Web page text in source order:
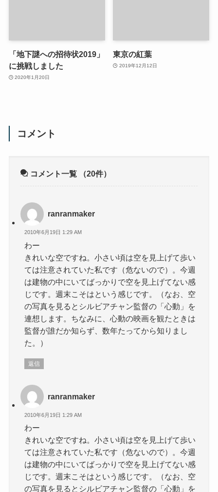
「地下謎への招待状2019」
に挑戦しました
2020年1月20日
東京の紅葉
2019年12月12日
コメント
コメント一覧 （20件）
ranranmaker
2010年6月19日 1:29 AM
わー
きれいな空ですね。小さい頃は空を見上げて歩い
ては注意されていた私です（危ないので）。今週
は建物の中にいてばっかりで空を見上げてない感
じです。週末こそはという感じです。（なお、空
の写真を見るとシルビアチャン監督の「心動」を
連想します。ちなみに、心動の映画を観たときは
監督が誰だか知らず、数年たってから知りまし
た。）
返信
ranranmaker
2010年6月19日 1:29 AM
わー
きれいな空ですね。小さい頃は空を見上げて歩い
ては注意されていた私です（危ないので）。今週
は建物の中にいてばっかりで空を見上げてない感
じです。週末こそはという感じです。（なお、空
の写真を見るとシルビアチャン監督の「心動」を